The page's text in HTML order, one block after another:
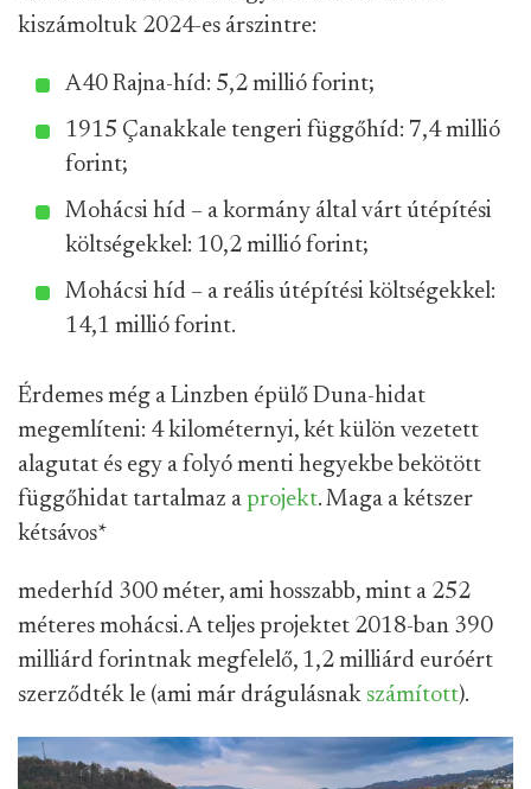
kiszámoltuk 2024-es árszintre:
A40 Rajna-híd: 5,2 millió forint;
1915 Çanakkale tengeri függőhíd: 7,4 millió
forint;
Mohácsi híd – a kormány által várt útépítési
költségekkel: 10,2 millió forint;
Mohácsi híd – a reális útépítési költségekkel:
14,1 millió forint.
Érdemes még a Linzben épülő Duna-hidat
megemlíteni: 4 kilométernyi, két külön vezetett
alagutat és egy a folyó menti hegyekbe bekötött
függőhidat tartalmaz a projekt. Maga a kétszer
kétsávos*
mederhíd 300 méter, ami hosszabb, mint a 252
méteres mohácsi. A teljes projektet 2018-ban 390
milliárd forintnak megfelelő, 1,2 milliárd euróért
szerződték le (ami már drágulásnak számított).